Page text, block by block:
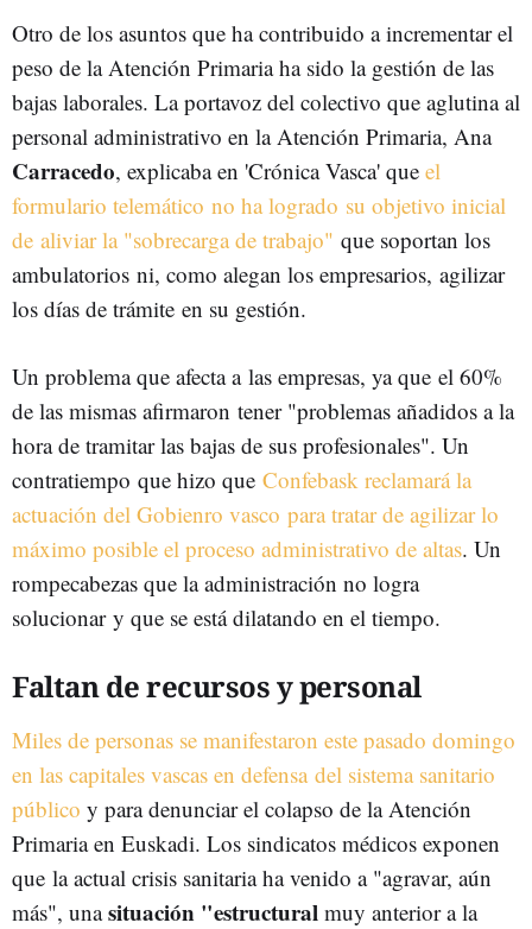
Otro de los asuntos que ha contribuido a incrementar el
peso de la Atención Primaria ha sido la gestión de las
bajas laborales. La portavoz del colectivo que aglutina al
personal administrativo en la Atención Primaria, Ana
Carracedo, explicaba en 'Crónica Vasca' que el
formulario telemático no ha logrado su objetivo inicial
de aliviar la "sobrecarga de trabajo" que soportan los
ambulatorios ni, como alegan los empresarios, agilizar
los días de trámite en su gestión.
Un problema que afecta a las empresas, ya que el 60%
de las mismas afirmaron tener "problemas añadidos a la
hora de tramitar las bajas de sus profesionales". Un
contratiempo que hizo que Confebask reclamará la
actuación del Gobienro vasco para tratar de agilizar lo
máximo posible el proceso administrativo de altas. Un
rompecabezas que la administración no logra
solucionar y que se está dilatando en el tiempo.
Faltan de recursos y personal
Miles de personas se manifestaron este pasado domingo
en las capitales vascas en defensa del sistema sanitario
público y para denunciar el colapso de la Atención
Primaria en Euskadi. Los sindicatos médicos exponen
que la actual crisis sanitaria ha venido a "agravar, aún
más", unasituación "estructural muy anterior a la